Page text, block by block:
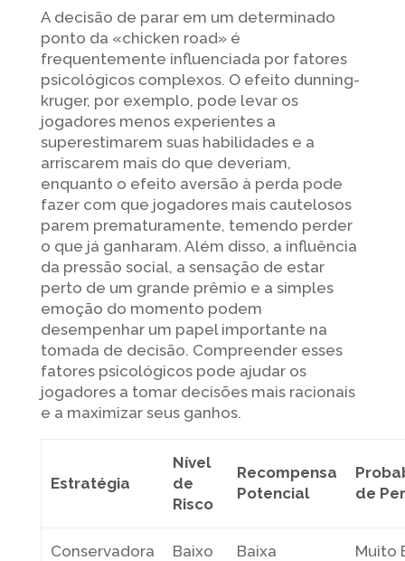
A decisão de parar em um determinado
ponto da «chicken road» é
frequentemente influenciada por fatores
psicológicos complexos. O efeito dunning-
kruger, por exemplo, pode levar os
jogadores menos experientes a
superestimarem suas habilidades e a
arriscarem mais do que deveriam,
enquanto o efeito aversão à perda pode
fazer com que jogadores mais cautelosos
parem prematuramente, temendo perder
o que já ganharam. Além disso, a influência
da pressão social, a sensação de estar
perto de um grande prêmio e a simples
emoção do momento podem
desempenhar um papel importante na
tomada de decisão. Compreender esses
fatores psicológicos pode ajudar os
jogadores a tomar decisões mais racionais
e a maximizar seus ganhos.
Estratégia
Nível
de
Risco
Recompensa
Potencial
de
Conservadora Baixo Baixa Muito